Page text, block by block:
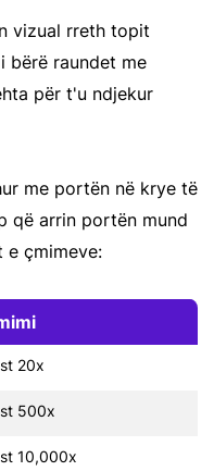
vizual rreth topit
bërë raundet me
për t'u ndjekur
me portën në krye të
që arrin portën mund
e çmimeve:
20x
500x
10,000x